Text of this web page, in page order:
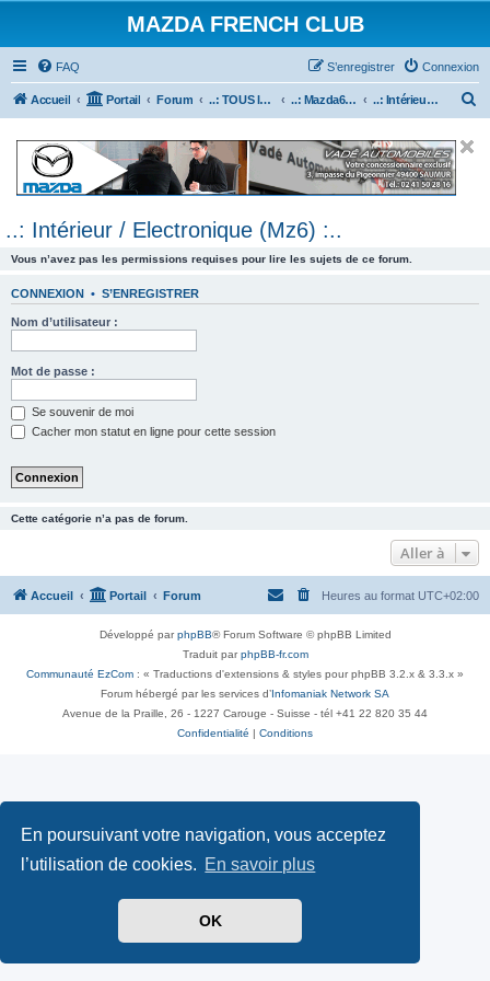
En poursuivant votre navigation, vous acceptez
l’utilisation de cookies. En savoir plus
OK
MAZDA FRENCH CLUB
FAQ Connexion
S’enregistrer
Accueil Portail Forum ..: TOUS les Véhicules MAZDA :.. ..: Mazda6 :.. ..: Intérieur / Electronique (Mz6) :..
e
..: Intérieur / Electronique (Mz6) :..
Vous n’avez pas les permissions requises pour lire les sujets de ce forum.
CONNEXION • S’ENREGISTRER
Nom d’utilisateur :
Mot de passe :
Se souvenir de moi
Cacher mon statut en ligne pour cette session
Cette catégorie n’a pas de forum.
Aller à
Accueil Portail Forum Heures au format UTC+02:00
Développé parphpBB® Forum Software © phpBB Limited
Traduit parphpBB-fr.com
Communauté EzCom : « Traductions d'extensions & styles pour phpBB 3.2.x & 3.3.x »
Forum hébergé par les services d’ Infomaniak Network SA
Avenue de la Praille, 26 - 1227 Carouge - Suisse - tél +41 22 820 35 44
Confidentialité
Conditions